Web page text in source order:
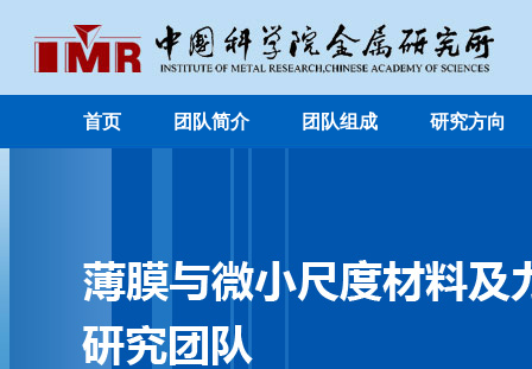
首页 团队简介 团队组成 研究方向